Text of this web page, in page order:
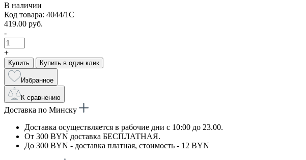
В наличии
Код товара: 4044/1C
419.00 руб.
-
+
Купить Купить в один клик
Избранное
К сравнению
Доставка по Минску
Доставка осуществляется в рабочие дни с 10:00 до 23.00.
От 300 BYN доставка БЕСПЛАТНАЯ.
До 300 BYN - доставка платная, стоимость - 12 BYN